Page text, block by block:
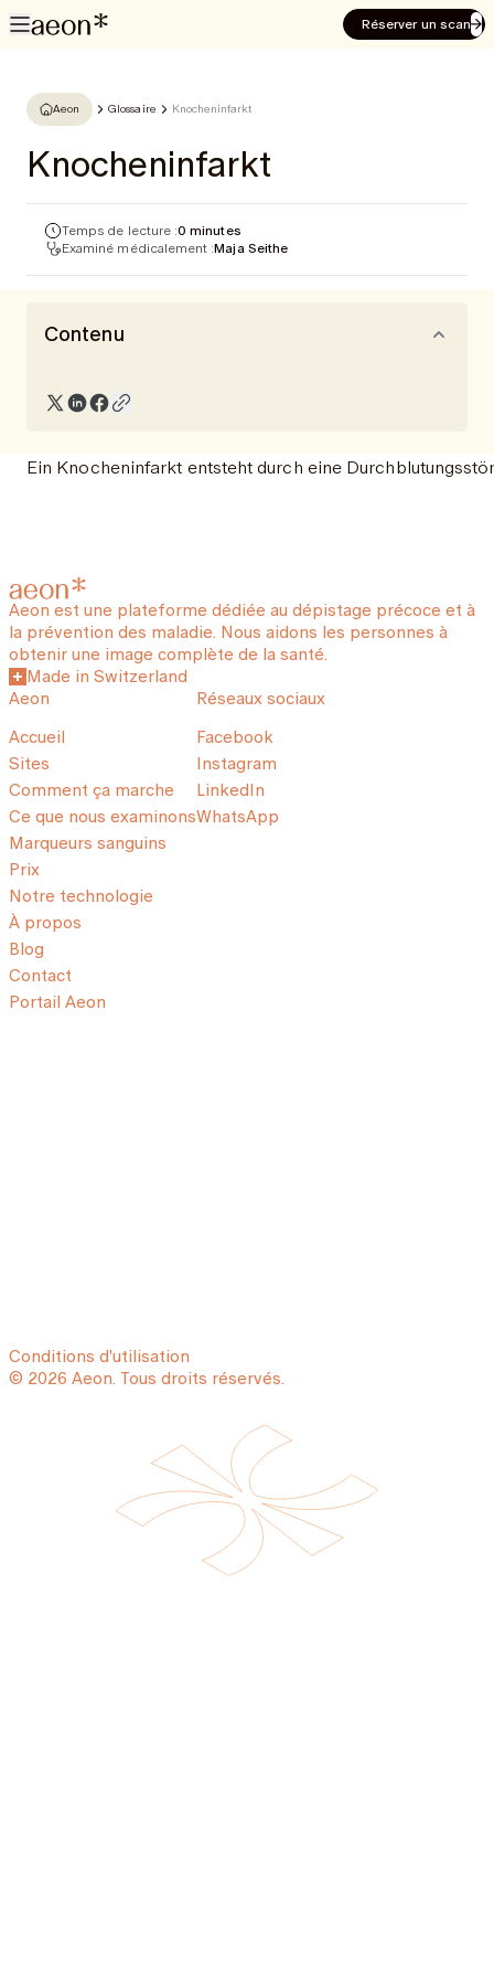
Réserver un scan
Aeon Glossaire Knocheninfarkt
Knocheninfarkt
Temps de lecture :0 minutes
Examiné médicalement :Maja Seithe
Contenu
Ein Knocheninfarkt entsteht durch eine
Aeon est une plateforme dédiée au dépistage précoce et à
la prévention des maladie. Nous aidons les personnes à
obtenir une image complète de la santé.
Made in Switzerland
Aeon
Accueil
Sites
Comment ça marche
Ce que nous examinons
Marqueurs sanguins
Prix
Notre technologie
À propos
Blog
Contact
Portail Aeon
Réseaux sociaux
Facebook
Instagram
LinkedIn
WhatsApp
Conditions d'utilisation
© 2026 Aeon. Tous droits réservés.